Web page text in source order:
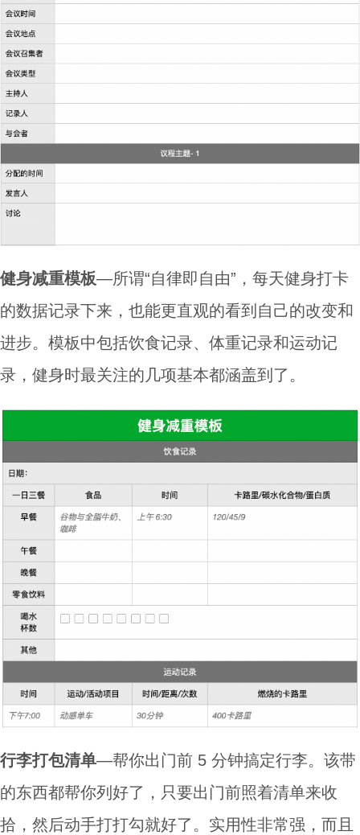
健身减重模板—所谓“自律即自由”，每天健身打卡
的数据记录下来，也能更直观的看到自己的改变和
进步。模板中包括饮食记录、体重记录和运动记
录，健身时最关注的几项基本都涵盖到了。
行李打包清单—帮你出门前 5 分钟搞定行李。该带
的东西都帮你列好了，只要出门前照着清单来收
拾，然后动手打打勾就好了。实用性非常强，而且